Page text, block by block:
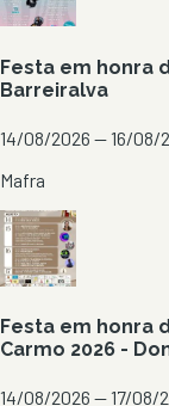
Festa em honra
Barreiralva
14/08/2026 — 16/08/
Mafra
Festa em honra
Carmo 2026 -
14/08/2026 — 17/08/